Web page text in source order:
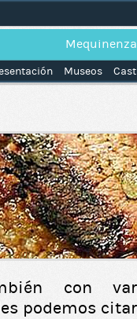
Mequinenza
Museos
con
podemos